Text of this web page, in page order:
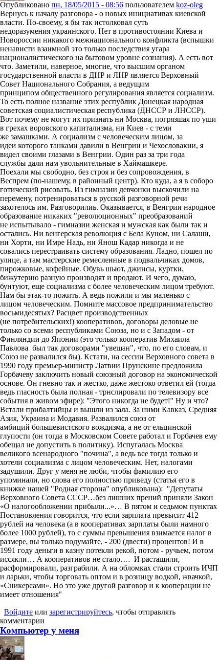
Опубликовано пн, 18/05/2015 - 08:56 пользователем koz-oleg
Вернусь к началу разговора - о новых инициативах киевской
власти. По-своему, я бы так истолковал суть
недоразумения украинского. Нет в противостоянии Киева и
Новороссии никакого межнационального конфликта (вспышки
ненависти взаимной это только последствия угара
националистического на бытовом уровне сознания). А есть вот
что. Заметили, наверное, многие, что высшим органом
государственной власти в ДНР и ЛНР является Верховный
Совет Национального Собрания, а ведущим
принципом общественного регулирования является социализм.
То есть полное название этих республик Донецкая народная
советская социалистическая республика (ДНССР и ЛНССР).
Вот почему не могут их признать ни Москва, погрязшая по уши
в грехах воровского капитализма, ни Киев - с теми
же замашками. А социализм с человеческим лицом, за
идеи которого танками давили в Венгрии и Чехословакии, я
видел своими глазами в Венгрии. Один раз за три года
службы дали нам увольнительные в Хаймашкере.
Поехали мы свободно, без строя и без сопровождения, в
Веспрем (по-нашему, в районный центр). Кто куда, а я в соборо
готический рисовать. Из гимназии девчонки выскочили на
перемену, потренироваться в русской разговорной речи
захотелось им. Разговорилиь. Оказывается, в Венгрии народное
образование никаких "революционных" преобразований
не испытывало - гимназии женская и мужская как были так и
остались. Ни венгерская революция с Бела Куном, ни Салаши,
ни Хорти, ни Имре Надь, ни Янош Кадар никогда и не
совались перестраивать систему образования. Ладно, пошел по
улице, а там мастерские ремесленные в подвальчиках домов,
пирожковые, кофейные. Обувь шьют, джинсы, куртки,
бижутерию разную производят и продают. И чего, думаю,
бунтуют, еще социализма с более человеческим лицом требуют.
Нам бы этак-то пожить. А ведь пожили и мы маленько с
лицом человеческим. Помните массовое предпринимательство
восьмидесятых? Расцвет производственных
(не потребительских!) кооперативов, договоры деловые не
только со всеми республиками Союза, но и с Западом - от
Финляндии до Японии (это только кооператив Михаила
Павлова был так договорами "увешан", что, по его словам, и
Союз не развалился бы). Кстати, на сессии Верховного совета в
1990 году премьер-министр Латвии Прунскине предложила
Горбачеву заключить новый союзный договор на экономической
основе. Он гневно так и жестко, даже жестоко ответил ей (тогда
ведь гласность была полная - трнслировали по телевизору все
события в живом эфире): "Этого никогда не будет!" Ну и что?
Встали прибалтийцы и вышли из зала. За ними Кавказ, Средняя
Азия, Украина и Модавия. Развалился союз от
амбиций большевистского вождизма, а не от ельцинской
глупости (он тогда в Московском Совете работал и Горбачев ему
обещал не допустить в политику). Испугалась Москва
великого всенародного "почина", а ведь все тогда только и
хотели социализма с лицом человеческим. Нет, налогами
задушили. Друг у меня не люби, чтобы фамилию его
упоминали, но слова его полностью приведу (статья его в
книжке нашей "Родная сторона" опубликована): "Депутаты
Верховного Совета СССР…без лишних прений приняли Закон
«О налогообложении прибыли...»… В пятом и седьмом пунктах
Постановления говорится, что если зарплата превысит 412
рублей на человека (а в кооперативах зарплаты были намного
более 1000 рублей), то с суммы превышения взимается налог в
размере, вы только подумайте, - 200 (двести) процентов! И в
1991 году деньги в казну потекли рекой, потом - ручьем, потом
иссякли… А кооперативов не стало…. И растащили,
расформировали, разграбили. А на обломках стали строить ИЧП
и ларьки, чтобы торговать оптом и в розницу водкой, жвачкой,
«Сникерсами». Но это уже другой разговор и к кооперации не
имеет отношения"
Войдите или зарегистрируйтесь, чтобы отправлять
комментарии
Компьютер у меня